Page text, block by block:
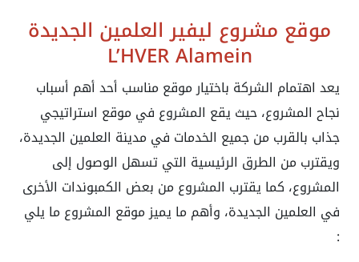
موقع مشروع ليفير العلمين الجديدة
L’HVER Alamein
يعد اهتمام الشركة باختيار موقع مناسب أحد أهم أسباب
نجاح المشروع، حيث يقع المشروع في موقع استراتيجي
جذاب بالقرب من جميع الخدمات في مدينة العلمين الجديدة،
ويقترب من الطرق الرئيسية التي تسهل الوصول إلى
المشروع، كما يقترب المشروع من بعض الكمبوندات الأخرى
في العلمين الجديدة، وأهم ما يميز موقع المشروع ما يلي
: